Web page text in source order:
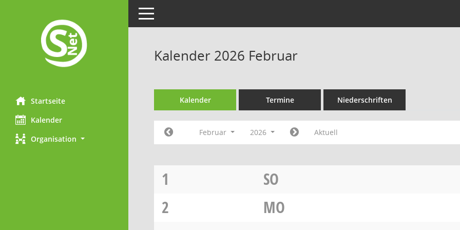
Startseite
Kalender
Organisation
Toggle navigation
Kalender 2026 Februar
Kalender Termine Niederschriften
Februar 2026 Aktuell
1
SO
2
MO